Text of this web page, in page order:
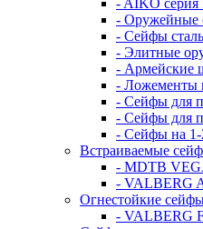
- AIKO
- Оружейные
- Сейфы
- Элитные
- Армейские
- Ложементы
- Сейфы для
- Сейфы для
- Сейфы на 1-
Встраиваемые
- MDTB
- VALBERG
Огнестойкие
- VALBERG